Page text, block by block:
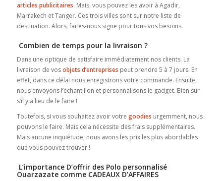
articles publicitaires. Mais, vous pouvez les avoir à Agadir,
Marrakech et Tanger. Ces trois villes sont sur notre liste de
destination. Alors, faites-nous signe pour tous vos besoins.
Combien de temps pour la livraison ?
Dans une optique de satisfaire immédiatement nos clients. La
livraison de vosobjets d’entreprises peut prendre 5 à 7 jours. En
effet, dans ce délai nous enregistrons votre commande. Ensuite,
nous envoyons l’échantillon et personnalisons le gadget. Bien sûr
s’il y a lieu de le faire !
Toutefois, si vous souhaitez avoir votre goodies urgemment, nous
pouvons le faire. Mais cela nécessite des frais supplémentaires.
Mais aucune inquiétude, nous avons les prix les plus abordables
que vous pouvez trouver !
L’importance D’offrir des Polo personnalisé
Ouarzazate comme CADEAUX D’AFFAIRES